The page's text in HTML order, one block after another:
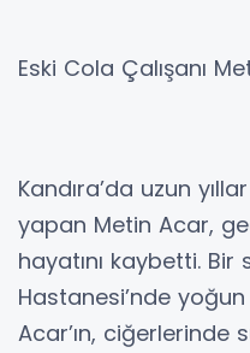
Eski Cola Çalışanı
Kandıra’da uzun
yapan Metin Acar,
hayatını kaybetti.
Hastanesi’nde
Acar’ın, ciğerlerinde